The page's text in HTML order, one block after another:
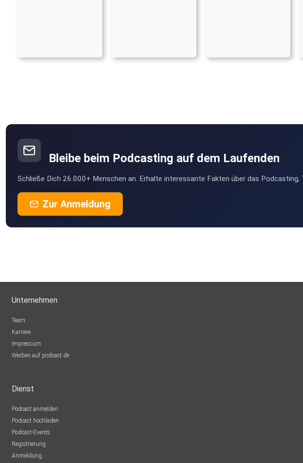
Bleibe beim Podcasting auf dem Laufenden
Schließe Dich 26.000+ Menschen an. Erhalte interessante Fakten über das
Zur Anmeldung
Unternehmen
Team
Karriere
Impressum
Werben auf podcast.de
Dienst
Podcast anmelden
Podcast hochladen
Podcast-Events
Registrierung
Anmeldung